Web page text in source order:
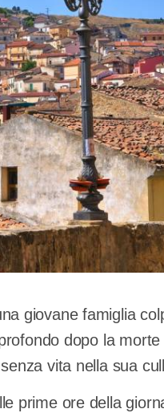
giovane famiglia
dopo la morte
vita nella sua
prime ore della